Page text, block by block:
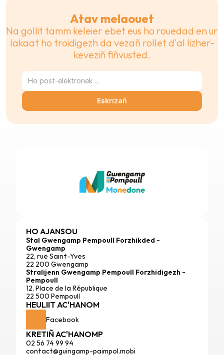
Atav melaouet
Na gollit tamm keleier ebet eus ho rouedad en ur
lakaat ho troidigezh da vezañ rollet d'al lizher-
keveziñ fiñvusted.
Eskrizañ
HO AJANSOU
Stal Gwengamp Pempoull Forzhikded -
Gwengamp
22, rue Saint-Yves
22 200 Gwengamp
Stralijenn Gwengamp Pempoull Forzhidigezh -
Pempoull
12, Place de la République
22 500 Pempoull
HEULIIT AC'HANOM
Facebook
KRETIÑ AC'HANOMP
02 56 74 99 94
contact@guingamp-paimpol.mobi